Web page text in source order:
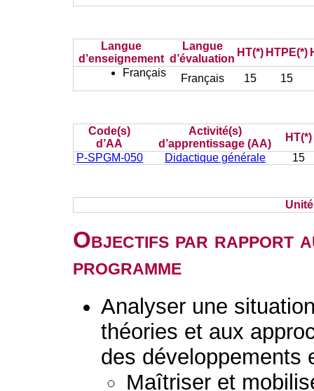
Langue
d’enseignement
Langue
d’évaluation
HT(*) HTPE(*)
Français
Français 15 15
Code(s)
d’AA
Activité(s)
d’apprentissage (AA)
HT(*)
P-SPGM-050
Didactique générale 15
Objectifs par rapport
programme
Analyser une
théories et aux
des développements
Maîtriser et